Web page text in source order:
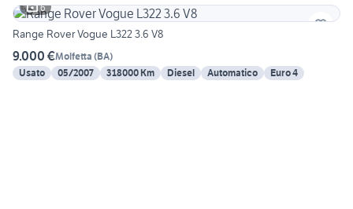
6
Range Rover Vogue L322 3.6 V8
9.000 €Molfetta (BA)
Usato
05/2007 318000 Km Diesel Automatico Euro 4